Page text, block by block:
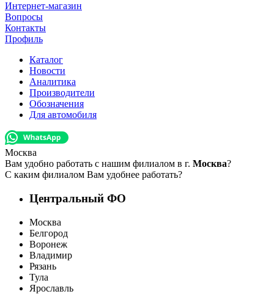
Интернет-магазин
Вопросы
Контакты
Профиль
Каталог
Новости
Аналитика
Производители
Обозначения
Для автомобиля
Москва
Вам удобно работать с нашим филиалом в г. Москва?
С каким филиалом Вам удобнее работать?
Центральный ФО
Москва
Белгород
Воронеж
Владимир
Рязань
Тула
Ярославль